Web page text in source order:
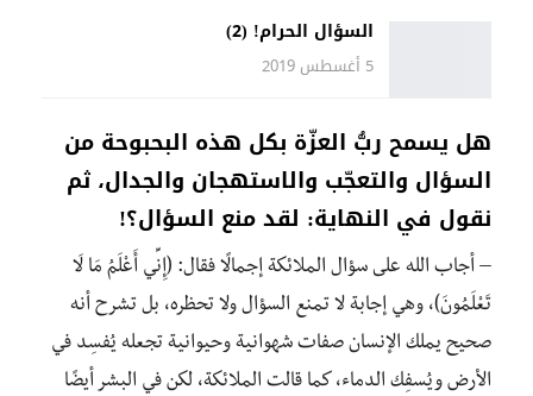
السؤال الحرام! (2)
5 أغسطس 2019
هل يسمح ربُّ العزّة بكل هذه البحبوحة من
السؤال والتعجّب والاستهجان والجدال، ثم
نقول في النهاية: لقد منع السؤال؟!
– أجاب الله على سؤال الملائكة إجمالًا فقال: (إِنِّي أَعْلَمُ مَا لَا
تَعْلَمُونَ)، وهي إجابة لا تمنع السؤال ولا تحظره، بل تشرح أنه
صحيح يملك الإنسان صفات شهوانية وحيوانية تجعله يُفسِد في
الأرض ويُسفِك الدماء، كما قالت الملائكة، لكن في البشر أيضًا